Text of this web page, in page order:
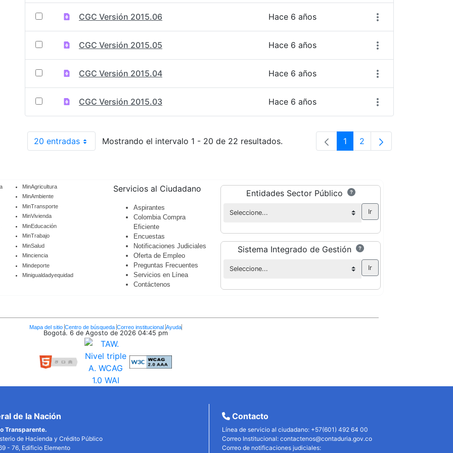
CGC Versión 2015.06 Hace 6 años
CGC Versión 2015.05 Hace 6 años
CGC Versión 2015.04 Hace 6 años
CGC Versión 2015.03 Hace 6 años
20 entradasPor páginaMostrando el intervalo 1 - 20 de 22 resultados. Página
1 Página
2
MinAgricultura
MinAmbiente
MinTransporte
MinVivienda
MinEducación
MinTrabajo
MinSalud
Minciencia
Mindeporte
Minigualdadyequidad
Servicios al Ciudadano
Aspirantes
Colombia Compra
Eficiente
Encuestas
Notificaciones Judiciales
Oferta de Empleo
Preguntas Frecuentes
Servicios en Línea
Contáctenos
Entidades Sector Público
Sistema Integrado de Gestión
Mapa del sitio Centro de búsqueda Correo institucional Ayuda
Bogotá. 6 de Agosto de 2026 04:45 pm
de la Nación
Transparente.
de Hacienda y Crédito Público
- 76, Edificio Elemento
Contacto
Línea de servicio al ciudadano: +57(601) 492 64 00
Correo Institucional: contactenos@contaduria.gov.co
Correo de notificaciones judiciales: